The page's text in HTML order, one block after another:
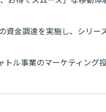
資金調達を実施し、シリー
ル事業のマーケティング